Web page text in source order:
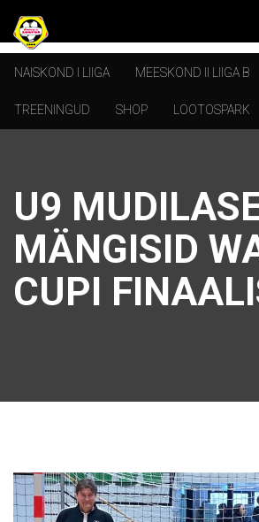
NAISKOND I LIIGA MEESKOND II LIIGA B
TREENINGUD SHOP LOOTOSPARK
U9
MÄNGISID
CUPI